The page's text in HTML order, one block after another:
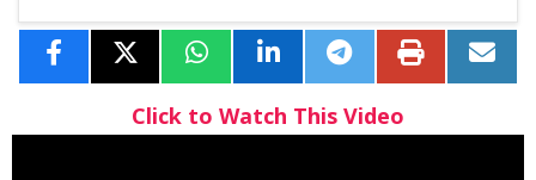
Click to Watch This Video